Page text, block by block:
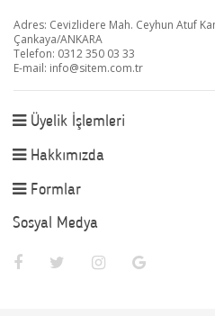
Adres: Cevizlidere Mah. Ceyhun Atuf
Çankaya/ANKARA
Telefon: 0312 350 03 33
E-mail: info@sitem.com.tr
Üyelik İşlemleri
Hakkımızda
Formlar
Sosyal Medya